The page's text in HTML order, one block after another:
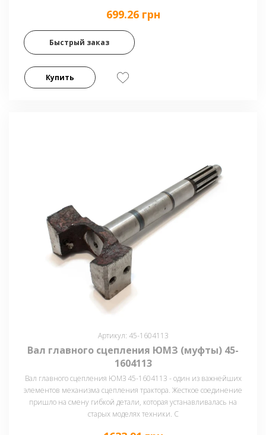
699.26 грн
Быстрый заказ
Купить
Артикул: 45-1604113
Вал главного сцепления ЮМЗ (муфты) 45-
1604113
Вал главного сцепления ЮМЗ 45-1604113 - один из важнейших
элементов механизма сцепления трактора. Жесткое соединение
пришло на смену гибкой детали, которая устанавливалась на
старых моделях техники. С